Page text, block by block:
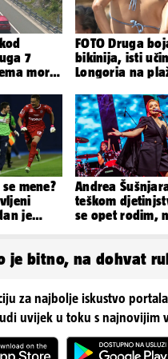
7
moru
FOTO Druga
bikinija, isti
Longoria na
obline
se mene?
je
Andrea
teškom
se opet rodim,
je bitno, na dohvat
za najbolje iskustvo
uvijek u toku s najnovijim